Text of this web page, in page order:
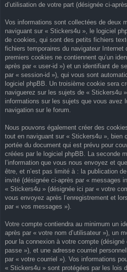
d’utilisation de votre part (désignée ci-
Vos informations sont collectées de deux
naviguant sur « Stickers4u », le logiciel
de cookies, qui sont des petits fichiers
fichiers temporaires du navigateur Internet
premiers cookies ne contiennent qu’un
après par « user-id ») et un identifiant de
par « session-id »), qui vous sont
logiciel phpBB. Un troisième cookie sera
naviguerez sur les sujets de « Stickers4u
informations sur les sujets que vous avez
navigation sur le forum.
Nous pouvons également créer des
tout en naviguant sur « Stickers4u », bien
portée du document qui est prévu pour
créées par le logiciel phpBB. La seconde
l’information que vous nous envoyez et
être, et n’est pas limité à : la publication
invité (désignée ci-après par « messages
« Stickers4u » (désignée ici par « votre
vous envoyez après l’enregistrement et
par « vos messages »).
Votre compte contiendra au minimum un
après par « votre nom d’utilisateur »), un
pour la connexion à votre compte
passe »), et une adresse courriel
par « votre courriel »). Vos informations
« Stickers4u » sont protégées par les lois